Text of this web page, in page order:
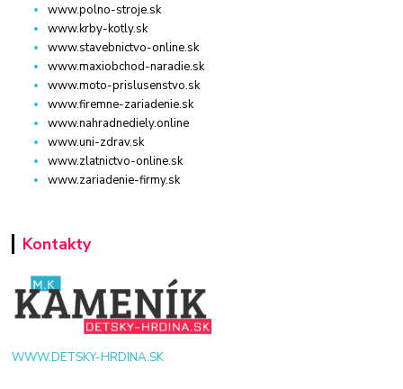
www.polno-stroje.sk
www.krby-kotly.sk
www.stavebnictvo-online.sk
www.maxiobchod-naradie.sk
www.moto-prislusenstvo.sk
www.firemne-zariadenie.sk
www.nahradnediely.online
www.uni-zdrav.sk
www.zlatnictvo-online.sk
www.zariadenie-firmy.sk
Kontakty
WWW.DETSKY-HRDINA.SK